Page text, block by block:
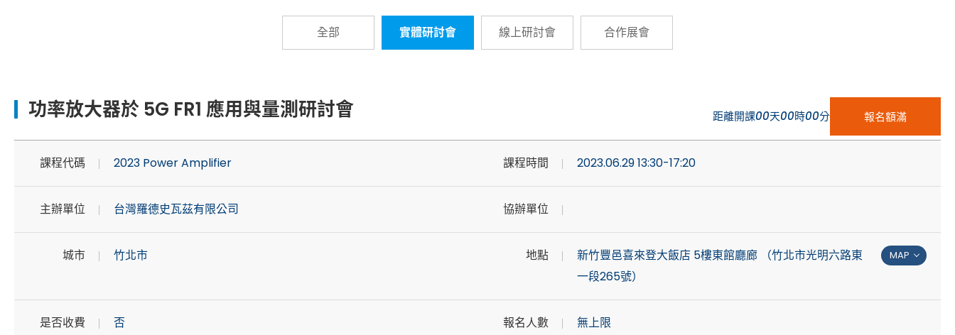
全部 實體研討會 線上研討會 合作展會
功率放大器於 5G FR1 應用與量測研討會 距離開課00天00時00分 報名額滿
課程代碼 2023 Power Amplifier 課程時間 2023.06.29 13:30-17:20
主辦單位 台灣羅德史瓦茲有限公司 協辦單位
城市 竹北市 地點
新竹豐邑喜來登大飯店 5樓東館廳廊 （竹北市光明六路東
一段265號）
MAP
是否收費 否 報名人數 無上限